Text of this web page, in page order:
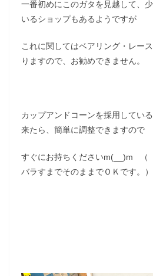
一番初めにこのガタを見越して、
いるショップもあるようですが
これに関してはベアリング・レー
りますので、お勧めできません。
カップアンドコーンを採用してい
来たら、簡単に調整できますので
すぐにお持ちくださいm(__)m （
バラすまでそのままでＯＫです。）